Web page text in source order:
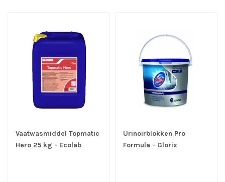
Vaatwasmiddel Topmatic
Hero 25 kg - Ecolab
Urinoirblokken Pro
Formula - Glorix